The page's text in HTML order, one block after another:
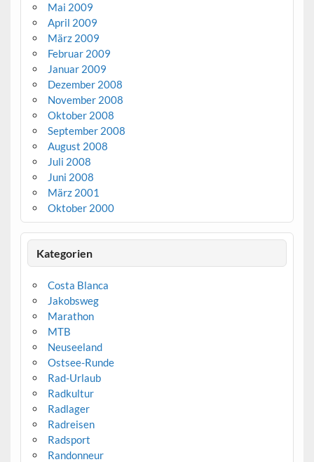
Mai 2009
April 2009
März 2009
Februar 2009
Januar 2009
Dezember 2008
November 2008
Oktober 2008
September 2008
August 2008
Juli 2008
Juni 2008
März 2001
Oktober 2000
Kategorien
Costa Blanca
Jakobsweg
Marathon
MTB
Neuseeland
Ostsee-Runde
Rad-Urlaub
Radkultur
Radlager
Radreisen
Radsport
Randonneur